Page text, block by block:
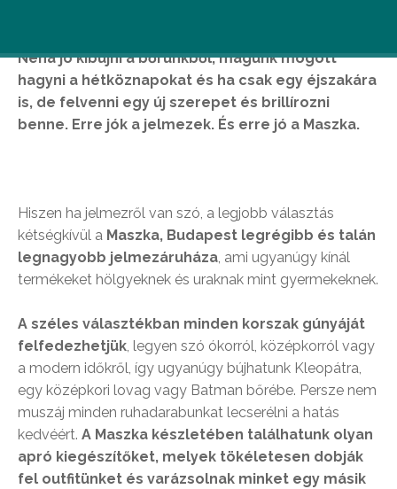
Néha jó kibújni a bőrünkből, magunk mögött
hagyni a hétköznapokat és ha csak egy éjszakára
is, de felvenni egy új szerepet és brillírozni
benne. Erre jók a jelmezek. És erre jó a Maszka.
Hiszen ha jelmezről van szó, a legjobb választás
kétségkívül a Maszka, Budapest legrégibb és talán
legnagyobb jelmezáruháza, ami ugyanúgy kínál
termékeket hölgyeknek és uraknak mint gyermekeknek.
A széles választékban minden korszak gúnyáját
felfedezhetjük, legyen szó ókorról, középkorról vagy
a modern időkről, így ugyanúgy bújhatunk Kleopátra,
egy középkori lovag vagy Batman bőrébe. Persze nem
muszáj minden ruhadarabunkat lecserélni a hatás
kedvéért. A Maszka készletében találhatunk olyan
apró kiegészítőket, melyek tökéletesen dobják
fel outfitünket és varázsolnak minket egy másik